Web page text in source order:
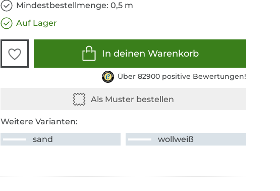
Mindestbestellmenge: 0,5 m
Auf Lager
In deinen Warenkorb
Über 82900 positive Bewertungen!
Weitere Varianten:
sand
wollweiß